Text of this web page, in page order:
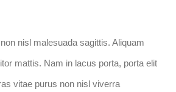
nisl malesuada sagittis. Aliquam
mattis. Nam in lacus porta, porta elit
vitae purus non nisl viverra